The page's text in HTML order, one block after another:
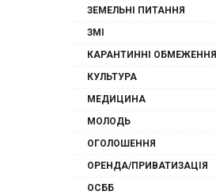
ЗЕМЕЛЬНІ ПИТАННЯ
ЗМІ
КАРАНТИННІ ОБМЕЖЕННЯ
КУЛЬТУРА
МЕДИЦИНА
МОЛОДЬ
ОГОЛОШЕННЯ
ОРЕНДА/ПРИВАТИЗАЦІЯ
ОСББ